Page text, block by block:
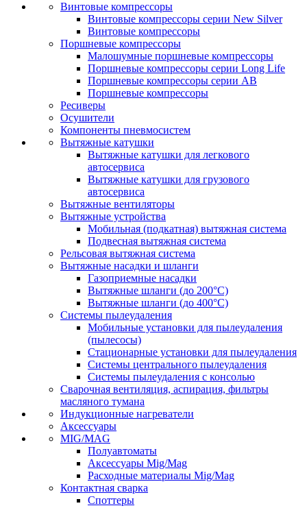
Винтовые компрессоры
Винтовые компрессоры серии New Silver
Винтовые компрессоры
Поршневые компрессоры
Малошумные поршневые компрессоры
Поршневые компрессоры серии Long Life
Поршневые компрессоры серии AB
Поршневые компрессоры
Ресиверы
Осушители
Компоненты пневмосистем
Вытяжные катушки
Вытяжные катушки для легкового
автосервиса
Вытяжные катушки для грузового
автосервиса
Вытяжные вентиляторы
Вытяжные устройства
Мобильная (подкатная) вытяжная система
Подвесная вытяжная система
Рельсовая вытяжная система
Вытяжные насадки и шланги
Газоприемные насадки
Вытяжные шланги (до 200°C)
Вытяжные шланги (до 400°C)
Системы пылеудаления
Мобильные установки для пылеудаления
(пылесосы)
Стационарные установки для пылеудаления
Системы центрального пылеудаления
Системы пылеудаления с консолью
Сварочная вентиляция, аспирация, фильтры
масляного тумана
Индукционные нагреватели
Аксессуары
MIG/MAG
Полуавтоматы
Аксессуары Mig/Mag
Расходные материалы Mig/Mag
Контактная сварка
Споттеры